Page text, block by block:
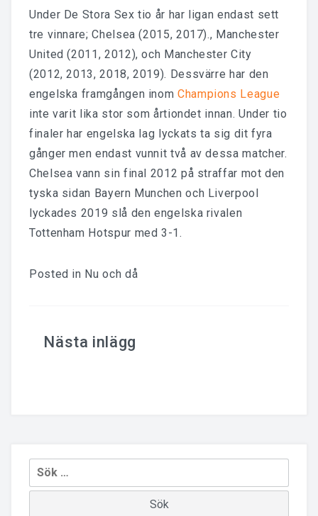
Under De Stora Sex tio år har ligan endast sett
tre vinnare; Chelsea (2015, 2017)., Manchester
United (2011, 2012), och Manchester City
(2012, 2013, 2018, 2019). Dessvärre har den
engelska framgången inom Champions League
inte varit lika stor som årtiondet innan. Under tio
finaler har engelska lag lyckats ta sig dit fyra
gånger men endast vunnit två av dessa matcher.
Chelsea vann sin final 2012 på straffar mot den
tyska sidan Bayern Munchen och Liverpool
lyckades 2019 slå den engelska rivalen
Tottenham Hotspur med 3-1.
Posted in Nu och då
Inläggsnavigering
Sök
efter: